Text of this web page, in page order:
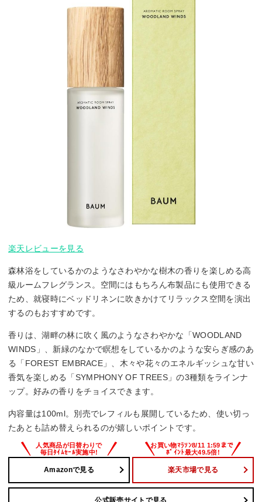
楽天レビューを見る
森林浴をしているかのようなさわやかな樹木の香りを楽しめる高
級ルームフレグランス。空間にはもちろん布製品にも使用できる
ため、就寝時にベッドリネンに吹きかけてリラックス空間を演出
するのもおすすめです。
香りは、湖畔の林に吹く風のようなさわやかな「WOODLAND
WINDS」、新緑のなかで瞑想をしているかのような安らぎ感のあ
る「FOREST EMBRACE」、木々や花々のエネルギッシュな甘い
香気を楽しめる「SYMPHONY OF TREES」の3種類をラインナ
ップ。好みの香りをチョイスできます。
内容量は100ml。別売でレフィルも展開しているため、使い切っ
たあとも詰め替えられるのが嬉しいポイントです。
Amazonで見る 楽天市場で見る
公式販売サイトで見る